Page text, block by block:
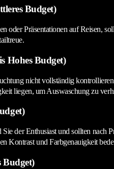
Budget)
oder Präsentationen auf Reisen,
Hohes Budget)
nicht vollständig
liegen, um Auswaschung zu
der Enthusiast und sollten
Kontrast und Farbgenauigkeit
Budget)